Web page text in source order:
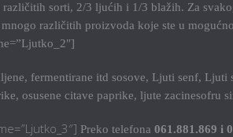
sorti, 2/3 ljućih i 1/3 blažih. Za
različitih proizvoda koje ste u
fermentirane itd sosove, Ljuti senf,
osusene citave paprike, ljute
Preko telefona 061.881.869 i